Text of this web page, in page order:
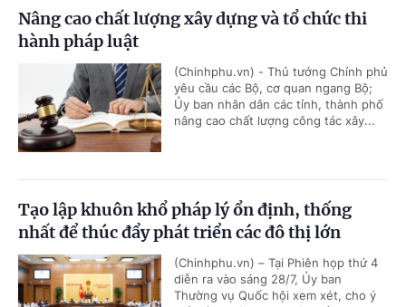
Nâng cao chất lượng xây dựng và tổ chức thi
hành pháp luật
(Chinhphu.vn) - Thủ tướng Chính phủ
yêu cầu các Bộ, cơ quan ngang Bộ;
Ủy ban nhân dân các tỉnh, thành phố
nâng cao chất lượng công tác xây...
Tạo lập khuôn khổ pháp lý ổn định, thống
nhất để thúc đẩy phát triển các đô thị lớn
(Chinhphu.vn) – Tại Phiên họp thứ 4
diễn ra vào sáng 28/7, Ủy ban
Thường vụ Quốc hội xem xét, cho ý